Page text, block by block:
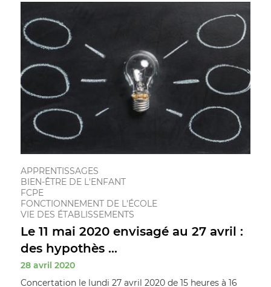
APPRENTISSAGES
BIEN-ÊTRE DE L'ENFANT
FCPE
FONCTIONNEMENT DE L'ÉCOLE
VIE DES ÉTABLISSEMENTS
Le 11 mai 2020 envisagé au 27 avril :
des hypothès ...
28 avril 2020
Concertation le lundi 27 avril 2020 de 15 heures à 16